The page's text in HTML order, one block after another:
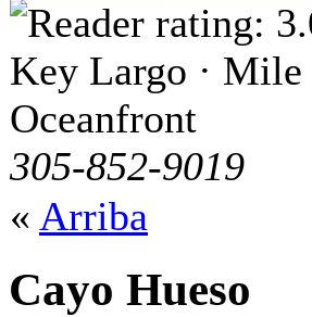
Key Largo ·
Oceanfront
305-852-9019
« Arriba
Cayo Hueso